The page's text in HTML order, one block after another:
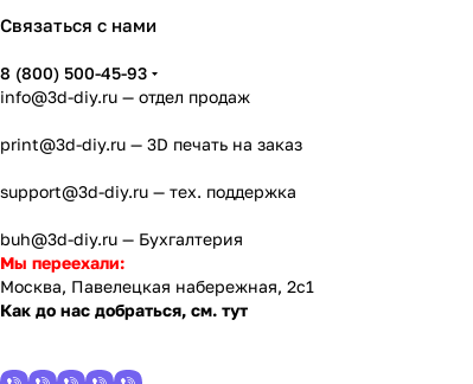
Связаться с нами
8 (800) 500-45-93
info@3d-diy.ru — отдел продаж
print@3d-diy.ru — 3D печать на заказ
support@3d-diy.ru — тех. поддержка
buh@3d-diy.ru — Бухгалтерия
Мы переехали:
Москва, Павелецкая набережная, 2с1
Как до нас добраться, см. тут